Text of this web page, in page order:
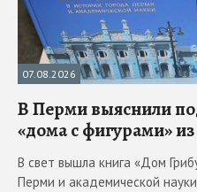
07.08.2026
В Перми выяснили
«дома с фигурами»
В свет вышла книга «Дом
Перми и академической